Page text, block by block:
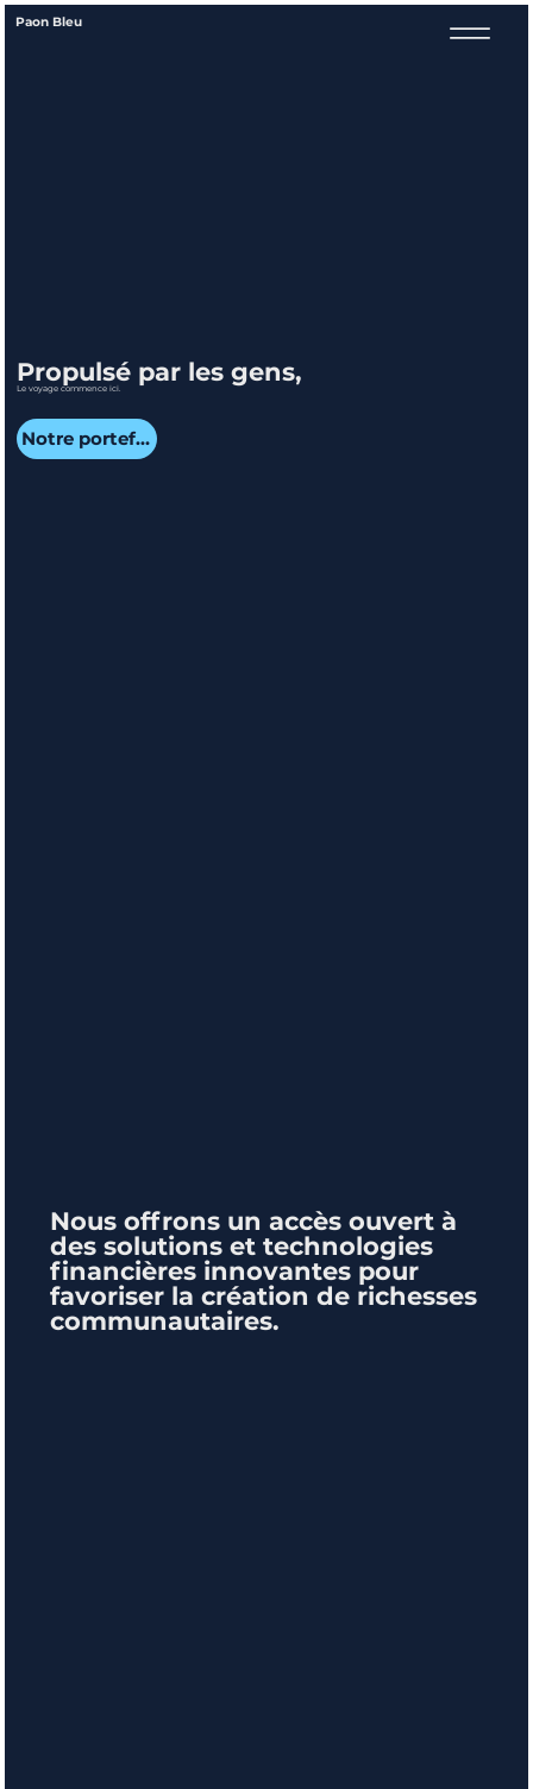
Paon Bleu
Propulsé par les gens,
Le voyage commence ici.
Notre portefeuille
Nous offrons un accès ouvert à
des solutions et technologies
financières innovantes pour
favoriser la création de richesses
communautaires.